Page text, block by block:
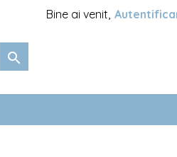
Bine ai venit,
